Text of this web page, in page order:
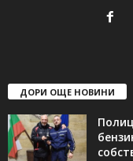
ДОРИ ОЩЕ НОВИНИ